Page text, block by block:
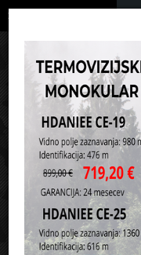
Vaša košarica je še prazna